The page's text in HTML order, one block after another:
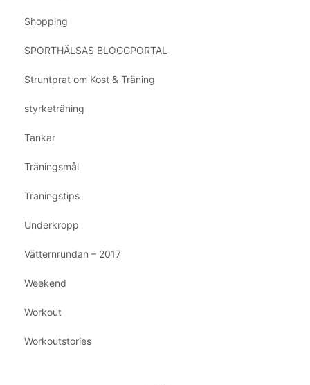
Shopping
SPORTHÄLSAS BLOGGPORTAL
Struntprat om Kost & Träning
styrketräning
Tankar
Träningsmål
Träningstips
Underkropp
Vätternrundan – 2017
Weekend
Workout
Workoutstories